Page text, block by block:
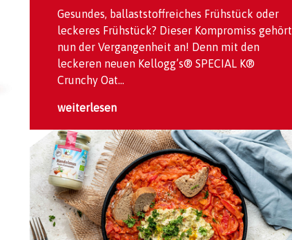
Gesundes, ballaststoffreiches Frühstück oder
leckeres Frühstück? Dieser Kompromiss gehört
nun der Vergangenheit an! Denn mit den
leckeren neuen Kellogg’s® SPECIAL K®
Crunchy Oat...
weiterlesen